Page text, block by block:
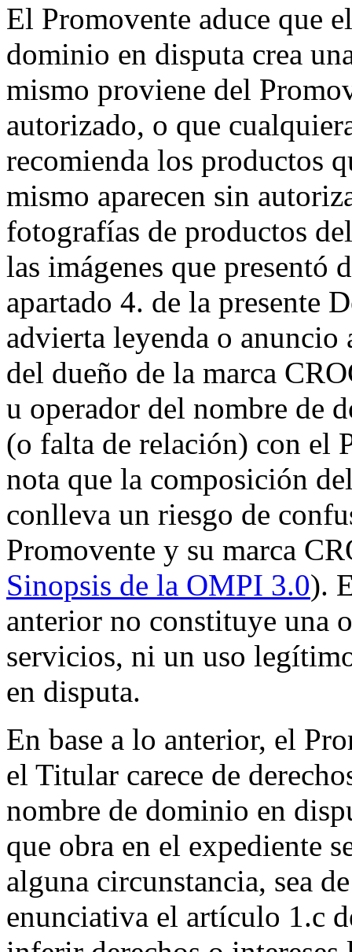
El Promovente aduce que
dominio en disputa crea
mismo proviene del
autorizado, o que
recomienda los productos
mismo aparecen sin
fotografías de productos
las imágenes que presentó
apartado 4. de la presente
advierta leyenda o
del dueño de la marca
u operador del nombre de
(o falta de relación) con el
nota que la composición
conlleva un riesgo de
Promovente y su marca
Sinopsis de la OMPI 3.0).
anterior no constituye una
servicios, ni un uso
en disputa.
En base a lo anterior, el
el Titular carece de
nombre de dominio en
que obra en el expediente
alguna circunstancia, sea
enunciativa el artículo 1.c